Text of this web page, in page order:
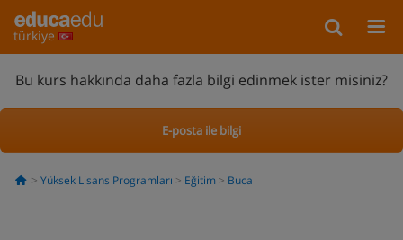
türkiye
Bu kurs hakkında daha fazla bilgi edinmek ister misiniz?
E-posta ile bilgi
Yüksek Lisans Programları Eğitim Buca